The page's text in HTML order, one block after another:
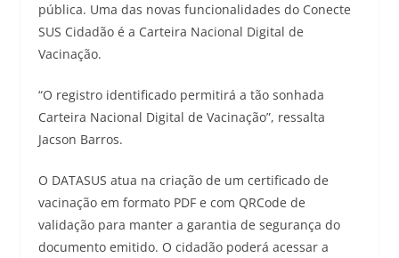
pública. Uma das novas funcionalidades do Conecte
SUS Cidadão é a Carteira Nacional Digital de
Vacinação.
“O registro identificado permitirá a tão sonhada
Carteira Nacional Digital de Vacinação”, ressalta
Jacson Barros.
O DATASUS atua na criação de um certificado de
vacinação em formato PDF e com QRCode de
validação para manter a garantia de segurança do
documento emitido. O cidadão poderá acessar a